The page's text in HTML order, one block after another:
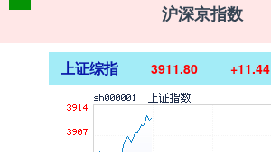
沪深京指数
上证综指 3911.80 +11.44